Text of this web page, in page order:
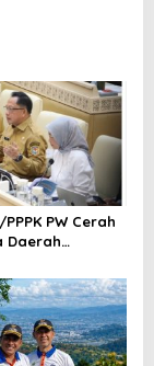
PW Cerah
Daerah
RI